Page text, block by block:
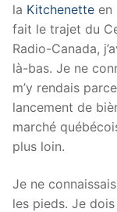
la Kitchenette en
fait le trajet du
Radio-Canada,
là-bas. Je ne
m’y rendais
lancement de
marché
plus loin.
Je ne
les pieds. Je